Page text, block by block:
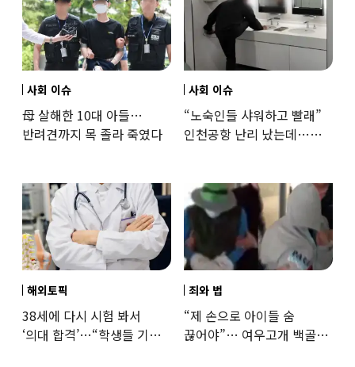
사회 이슈
母 살해한 10대 아들…
반려견까지 목 졸라 죽였다
사회 이슈
“노숙인들 샤워하고 빨래”
인천공항 난리 났는데…
해외토픽
38세에 다시 시험 봐서
‘의대 합격’…“학생들 기회
죄와 법
“제 손으로 아이들 숨
끊어야”… 여우고개 백골